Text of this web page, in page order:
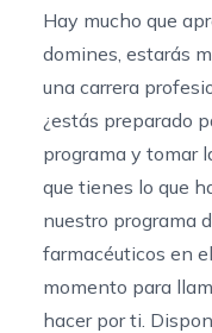
Hay mucho que
domines, estarás
una carrera
¿estás preparado
programa y tomar
que tienes lo que
nuestro programa
farmacéuticos en
momento para
hacer por ti.